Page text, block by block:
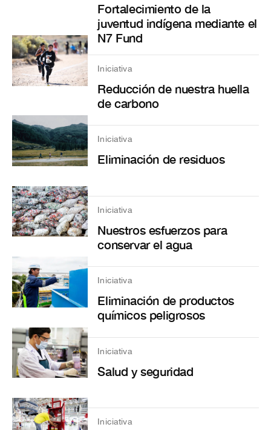
Fortalecimiento de la
juventud indígena mediante el
N7 Fund
Iniciativa
Reducción de nuestra huella
de carbono
Iniciativa
Eliminación de residuos
Iniciativa
Nuestros esfuerzos para
conservar el agua
Iniciativa
Eliminación de productos
químicos peligrosos
Iniciativa
Salud y seguridad
Iniciativa